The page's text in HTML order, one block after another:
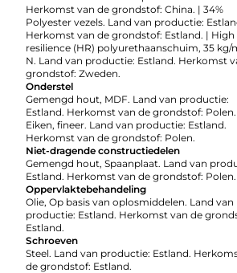
Herkomst van de grondstof: China. | 34%
Polyester vezels. Land van productie:
Herkomst van de grondstof: Estland. | High
resilience (HR) polyurethaanschuim, 35 kg/
N. Land van productie: Estland. Herkomst
grondstof: Zweden.
Onderstel
Gemengd hout, MDF. Land van productie:
Estland. Herkomst van de grondstof: Polen.
Eiken, fineer. Land van productie: Estland.
Herkomst van de grondstof: Polen.
Niet-dragende constructiedelen
Gemengd hout, Spaanplaat. Land van
Estland. Herkomst van de grondstof: Polen.
Oppervlaktebehandeling
Olie, Op basis van oplosmiddelen. Land van
productie: Estland. Herkomst van de
Estland.
Schroeven
Steel. Land van productie: Estland.
de grondstof: Estland.